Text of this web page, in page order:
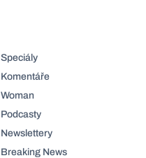
Speciály
Komentáře
Woman
Podcasty
Newslettery
Breaking News